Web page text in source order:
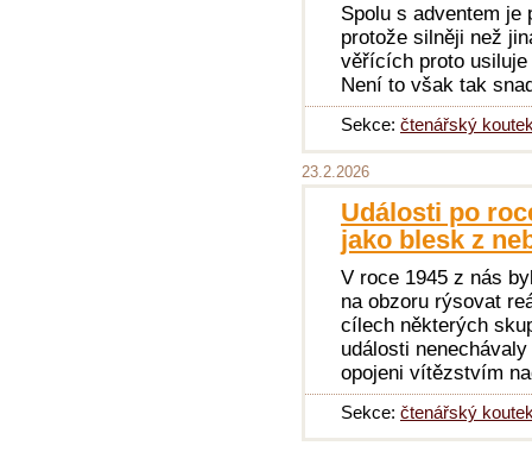
Spolu s adventem
protože silněji než
věřících proto
Není to však tak
Sekce: čtenářský
23.2.2026
Události po
jako blesk z
V roce 1945 z nás
na obzoru rýsovat
cílech některých
události
opojeni vítězstvím
Sekce: čtenářský